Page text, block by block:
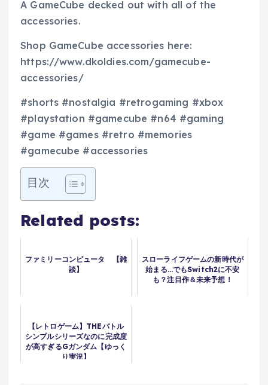
A GameCube decked out with all of the
accessories.
Shop GameCube accessories here:
https://www.dkoldies.com/gamecube-
accessories/
#shorts #nostalgia #retrogaming #xbox
#playstation #gamecube #n64 #gaming
#game #games #retro #memories
#gamecube #accessories
目次
Related posts:
ファミリーコンピュータ 【雑
談】
スローライフゲームの新時代が
始まる…でもSwitch2に不安
も？注目作＆未来予想！
【レトロゲーム】THEバトル
シンプルシリーズなのに完成度
が高すぎるGガンダム【ゆっく
り実況】